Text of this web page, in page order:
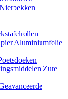
Nierbekken
Aluminiumfolie
Zure